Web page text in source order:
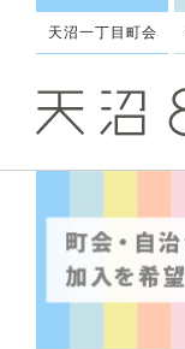
天沼一丁目町会